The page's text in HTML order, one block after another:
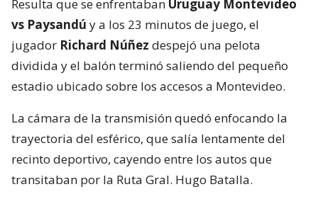
Resulta que se enfrentaban Uruguay Montevideo
vs Paysandú y a los 23 minutos de juego, el
jugador Richard Núñez despejó una pelota
dividida y el balón terminó saliendo del pequeño
estadio ubicado sobre los accesos a Montevideo.
La cámara de la transmisión quedó enfocando la
trayectoria del esférico, que salía lentamente del
recinto deportivo, cayendo entre los autos que
transitaban por la Ruta Gral. Hugo Batalla.